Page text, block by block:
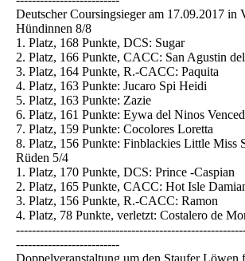
Deutscher Coursingsieger am 17.09.2017 in
Hündinnen 8/8
1. Platz, 168 Punkte, DCS: Sugar
2. Platz, 166 Punkte, CACC: San Agustin
3. Platz, 164 Punkte, R.-CACC: Paquita
4. Platz, 163 Punkte: Jucaro Spi Heidi
5. Platz, 163 Punkte: Zazie
6. Platz, 161 Punkte: Eywa del Ninos
7. Platz, 159 Punkte: Cocolores Loretta
8. Platz, 156 Punkte: Finblackies Little Miss
Rüden 5/4
1. Platz, 170 Punkte, DCS: Prince -Caspian
2. Platz, 165 Punkte, CACC: Hot Isle
3. Platz, 156 Punkte, R.-CACC: Ramon
4. Platz, 78 Punkte, verletzt: Costalero de
--------------------------